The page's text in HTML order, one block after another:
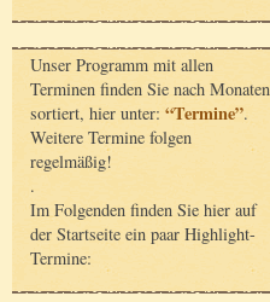
Unser Programm mit allen
Terminen finden Sie nach Monaten
sortiert, hier unter: “Termine”.
Weitere Termine folgen
regelmäßig!
.
Im Folgenden finden Sie hier auf
der Startseite ein paar Highlight-
Termine: